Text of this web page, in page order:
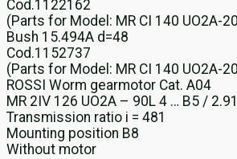
Cod.1122162
(Parts for Model: MR CI 140 UO2A-
Bush 15.494A d=48
Cod.1152737
(Parts for Model: MR CI 140 UO2A-
ROSSI Worm gearmotor Cat. A04
MR 2IV 126 UO2A – 90L 4 … B5 / 2.91
Transmission ratio i = 481
Mounting position B8
Without motor